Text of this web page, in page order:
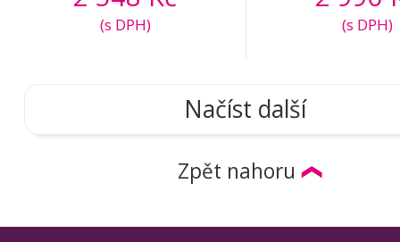
(s DPH) (s DPH)
Načíst další
Zpět nahoru